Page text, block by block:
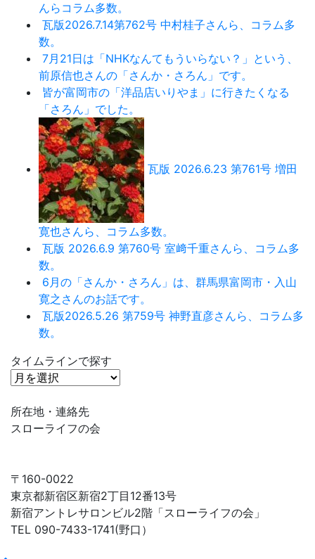
んらコラム多数。
瓦版2026.7.14第762号 中村桂子さんら、コラム多
数。
7月21日は「NHKなんてもういらない？」という、
前原信也さんの「さんか・さろん」です。
皆が富岡市の「洋品店いりやま」に行きたくなる
「さろん」でした。
瓦版 2026.6.23 第761号 増田
寛也さんら、コラム多数。
瓦版 2026.6.9 第760号 室﨑千重さんら、コラム多
数。
6月の「さんか・さろん」は、群馬県富岡市・入山
寛之さんのお話です。
瓦版2026.5.26 第759号 神野直彦さんら、コラム多
数。
タイムラインで探す
タ
ム
ラ
で
探
す
所在地・連絡先
スローライフの会
〒160-0022
東京都新宿区新宿2丁目12番13号
新宿アントレサロンビル2階「スローライフの会」
TEL 090-7433-1741(野口）